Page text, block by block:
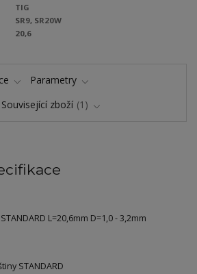
TIG
SR9, SR20W
20,6
Parametry
Související zboží 1
L=20,6mm D=1,0 - 3,2mm
STANDARD